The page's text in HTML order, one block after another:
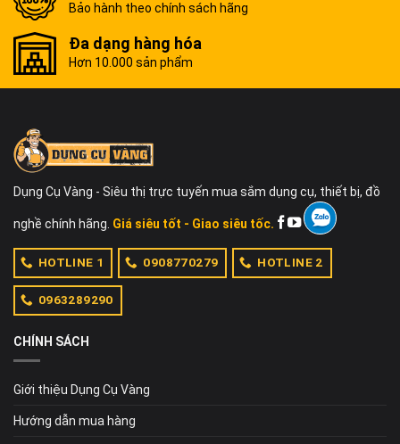
Bảo hành theo chính sách hãng
Đa dạng hàng hóa
Hơn 10.000 sản phẩm
Dụng Cụ Vàng - Siêu thị trực tuyến mua sắm dụng cụ, thiết bị, đồ
nghề chính hãng. Giá siêu tốt - Giao siêu tốc.
HOTLINE 1 0908770279 HOTLINE 2
0963289290
CHÍNH SÁCH
Giới thiệu Dụng Cụ Vàng
Hướng dẫn mua hàng